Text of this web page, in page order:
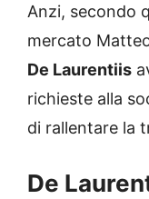
Anzi, secondo
mercato
De Laurentiis
richieste alla
di rallentare la
De